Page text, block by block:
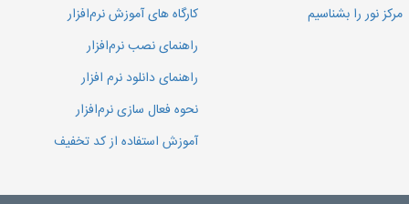
مرکز نور را بشناسیم
کارگاه های آموزش نرم‌افزار
راهنمای نصب نرم‌افزار
راهنمای دانلود نرم افزار
نحوه فعال سازی نرم‌افزار
آموزش استفاده از کد تخفیف